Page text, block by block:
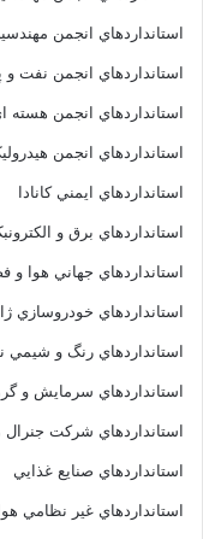
استانداردهاي انجمن
استانداردهاي انجمن نفت و
استانداردهاي انجمن هسته
استانداردهاي انجمن
استانداردهاي ايمني کانادا
استانداردهاي برق و
استانداردهاي جهاني هوا و
استانداردهاي خودروسازي
استانداردهاي رنگ و شيمي
استانداردهاي سرمايش و
استانداردهاي شرکت جنرال
استانداردهاي صنايع غذايي
استانداردهاي غير نظامي